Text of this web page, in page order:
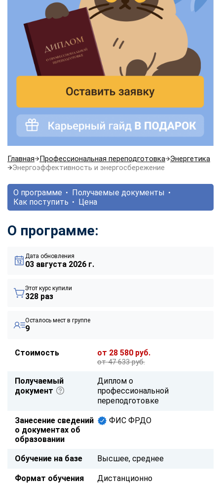
Главная Профессиональная переподготовка
Энергетика
Энергоэффективность и энергосбережение
О программе
Получаемые документы
Как поступить
Цена
О программе:
Дата обновления
03 августа 2026 г.
Этот курс купили
328 раз
Осталось мест в группе
9
Стоимость от 28 580 руб.
от 47 633 руб.
Получаемый
документ
Диплом о
профессиональной
переподготовке
Занесение сведений
о документах об
образовании
ФИС ФРДО
Обучение на базе Высшее, среднее
Формат обучения Дистанционно